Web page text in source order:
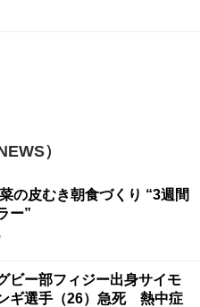
）
の皮むき朝食づくり “3週間
ー”
ビー部フィジー出身サイモ
ギ選手（26）急死 熱中症